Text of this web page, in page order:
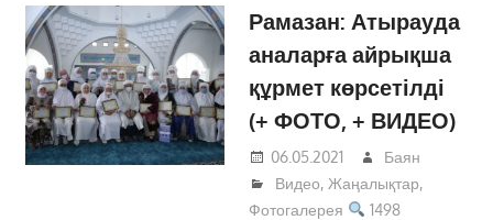
Рамазан: Атырауда
аналарға айрықша
құрмет көрсетілді
(+ ФОТО, + ВИДЕО)
06.05.2021
Баян
Видео, Жаңалықтар,
Фотогалерея
1498